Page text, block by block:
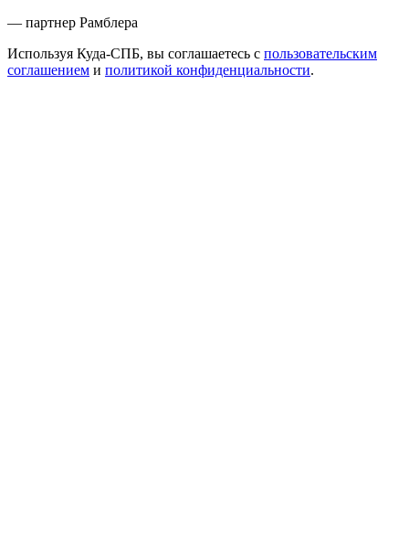
— партнер Рамблера
Используя Куда-СПБ, вы соглашаетесь с пользовательским
соглашением и политикой конфиденциальности.